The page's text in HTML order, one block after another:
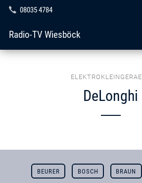
08035 4784
Radio-TV Wiesböck
DeLonghi
BEURER BOSCH BRAUN